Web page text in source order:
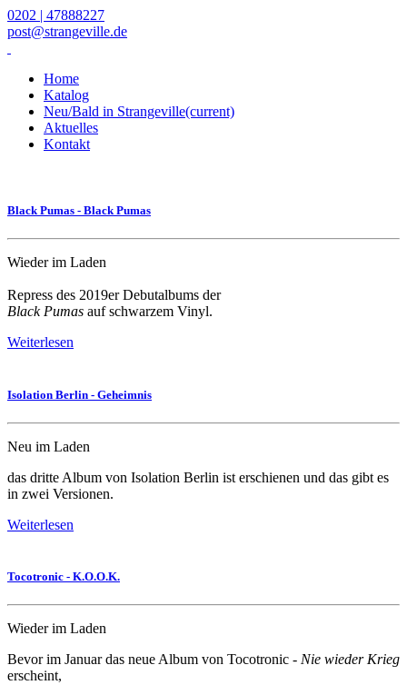
0202 | 47888227
post@strangeville.de
Home
Katalog
Neu/Bald in Strangeville(current)
Aktuelles
Kontakt
Black Pumas - Black Pumas
Wieder im Laden
Repress des 2019er Debutalbums der
Black Pumas auf schwarzem Vinyl.
Weiterlesen
Isolation Berlin - Geheimnis
Neu im Laden
das dritte Album von Isolation Berlin ist erschienen und das gibt es
in zwei Versionen.
Weiterlesen
Tocotronic - K.O.O.K.
Wieder im Laden
Bevor im Januar das neue Album von Tocotronic - Nie wieder Krieg
erscheint,